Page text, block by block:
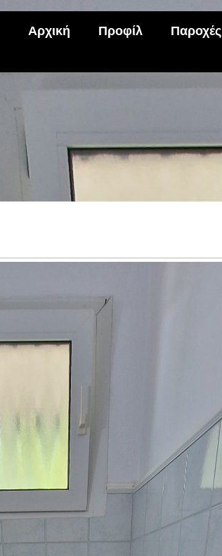
Αρχική Προφίλ Παροχές